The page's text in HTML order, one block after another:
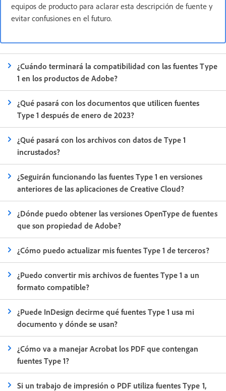
equipos de producto para aclarar esta descripción de fuente y
evitar confusiones en el futuro.
¿Cuándo terminará la compatibilidad con las fuentes Type
1 en los productos de Adobe?
¿Qué pasará con los documentos que utilicen fuentes
Type 1 después de enero de 2023?
¿Qué pasará con los archivos con datos de Type 1
incrustados?
¿Seguirán funcionando las fuentes Type 1 en versiones
anteriores de las aplicaciones de Creative Cloud?
¿Dónde puedo obtener las versiones OpenType de fuentes
que son propiedad de Adobe?
¿Cómo puedo actualizar mis fuentes Type 1 de terceros?
¿Puedo convertir mis archivos de fuentes Type 1 a un
formato compatible?
¿Puede InDesign decirme qué fuentes Type 1 usa mi
documento y dónde se usan?
¿Cómo va a manejar Acrobat los PDF que contengan
fuentes Type 1?
Si un trabajo de impresión o PDF utiliza fuentes Type 1,